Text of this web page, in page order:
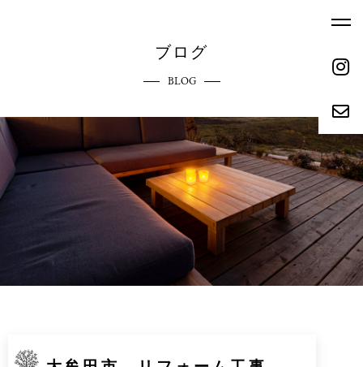
ホーム
HOME
エクステリアへのこだわり
COMMITMENT
参考価格
REFERENCE PRICE
施工実績
お問い合わせ ブログ
ブログ
BLOG